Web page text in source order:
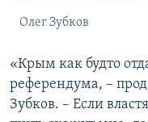
Олег Зубков
«Крым как будто
референдума, –
Зубков. – Если